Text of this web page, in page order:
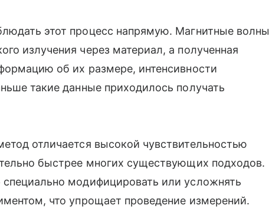
этот процесс напрямую. Магнитные волны
излучения через материал, а полученная
об их размере, интенсивности
такие данные приходилось получать
отличается высокой чувствительностью
быстрее многих существующих подходов.
модифицировать или усложнять
что упрощает проведение измерений.